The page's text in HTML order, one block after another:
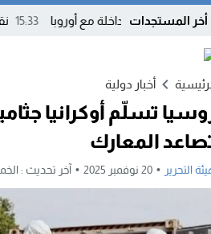
أخر المستجدات
الجوي للداخلة مع أوروبا 15:33 نقابات
أخبار دولية
تسلّم أوكرانيا
المعارك
التحرير 20 نوفمبر 2025 آخر تحديث : الخميس, 20